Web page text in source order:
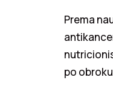
Prema
po